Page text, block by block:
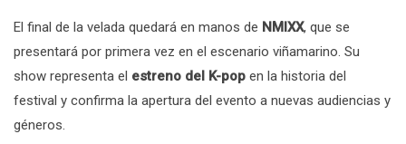
El final de la velada quedará en manos de NMIXX, que se
presentará por primera vez en el escenario viñamarino. Su
show representa el estreno del K-pop en la historia del
festival y confirma la apertura del evento a nuevas audiencias y
géneros.